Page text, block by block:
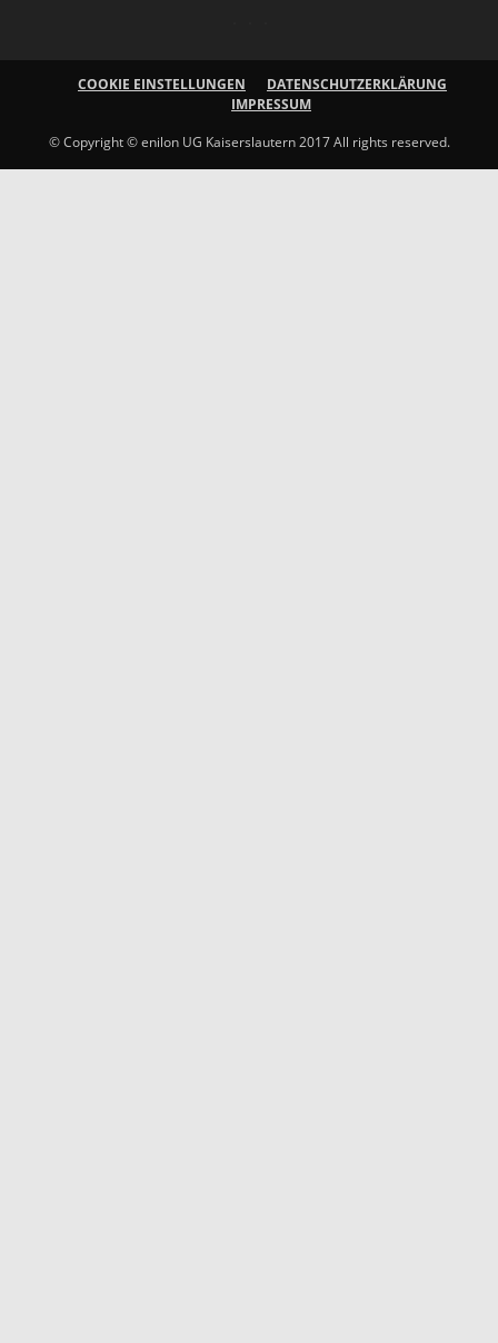
COOKIE EINSTELLUNGEN
DATENSCHUTZERKLÄRUNG
IMPRESSUM
© Copyright © enilon UG Kaiserslautern 2017 All rights reserved.